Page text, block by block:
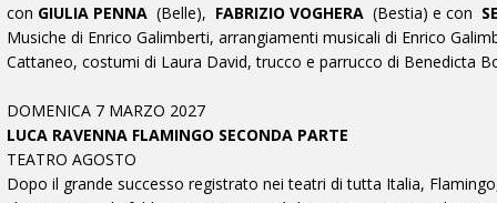
con GIULIA PENNA (Belle), FABRIZIO VOGHERA (Bestia) e con
Musiche di Enrico Galimberti, arrangiamenti musicali di Enrico
Cattaneo, costumi di Laura David, trucco e parrucco di Benedicta
DOMENICA 7 MARZO 2027
LUCA RAVENNA FLAMINGO SECONDA PARTE
TEATRO AGOSTO
Dopo il grande successo registrato nei teatri di tutta Italia,